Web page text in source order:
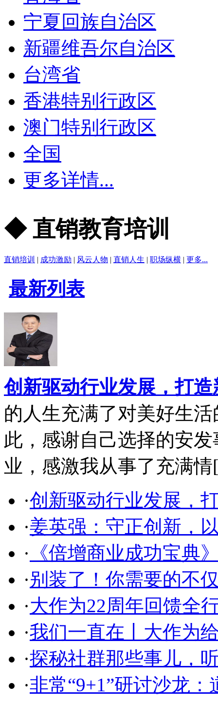
宁夏回族自治区
新疆维吾尔自治区
台湾省
香港特别行政区
澳门特别行政区
全国
更多详情...
◆ 直销教育培训
直销培训 | 成功激励 | 风云人物 | 直销人生 | 职场纵横 | 更多...
最新列表
创新驱动行业发展，打造
的人生充满了对美好生
此，感谢自己选择的安
业，感激我从事了充满情
·创新驱动行业发展，
·姜英强：守正创新，
· 《倍增商业成功宝典
·别装了！你需要的不
·大作为22周年回馈全
·我们一直在丨大作为
·探秘社群那些事儿，
·非常“9+1”研讨沙龙